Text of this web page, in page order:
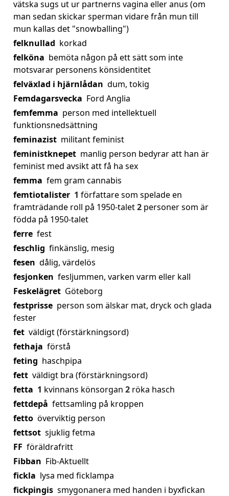
vätska sugs ut ur partnerns vagina eller anus (om
man sedan skickar sperman vidare från mun till
mun kallas det "snowballing")
felknullad korkad
felköna bemöta någon på ett sätt som inte
motsvarar personens könsidentitet
felväxlad i hjärnlådan dum, tokig
Femdagarsvecka Ford Anglia
femfemma person med intellektuell
funktionsnedsättning
feminazist militant feminist
feministknepet manlig person bedyrar att han är
feminist med avsikt att få ha sex
femma fem gram cannabis
femtiotalister 1 författare som spelade en
framträdande roll på 1950-talet2 personer som är
födda på 1950-talet
ferre fest
feschlig finkänslig, mesig
fesen dålig, värdelös
fesjonken fesljummen, varken varm eller kall
Feskelägret Göteborg
festprisse person som älskar mat, dryck och glada
fester
fet väldigt (förstärkningsord)
fethaja förstå
feting haschpipa
fett väldigt bra (förstärkningsord)
fetta 1 kvinnans könsorgan 2 röka hasch
fettdepå fettsamling på kroppen
fetto överviktig person
fettsot sjuklig fetma
FF föräldrafritt
Fibban Fib-Aktuellt
fickla lysa med ficklampa
fickpingis smygonanera med handen i byxfickan